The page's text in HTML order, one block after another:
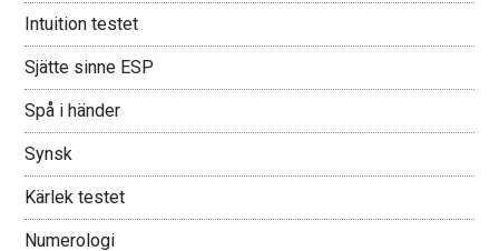
Intuition testet
Sjätte sinne ESP
Spå i händer
Synsk
Kärlek testet
Numerologi